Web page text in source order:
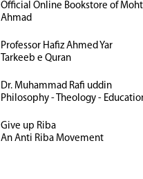
Official Online Bookstore of
Ahmad
Professor Hafiz Ahmed Yar
Tarkeeb e Quran
Dr. Muhammad Rafi uddin
Philosophy - Theology -
Give up Riba
An Anti Riba Movement